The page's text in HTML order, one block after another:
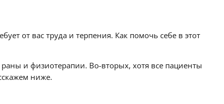
от вас труда и терпения. Как помочь себе в этот
и физиотерапии. Во-вторых, хотя все пациенты
ниже.